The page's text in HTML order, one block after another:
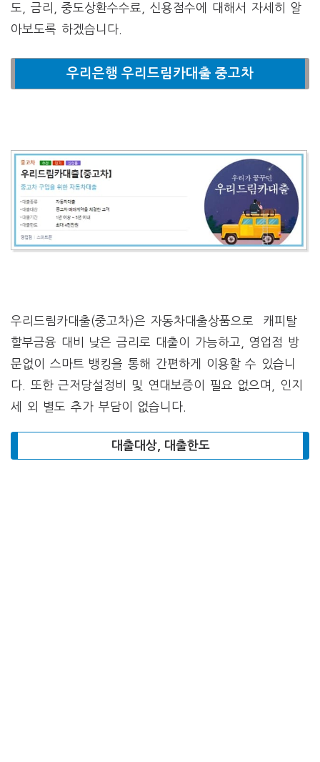
도, 금리, 중도상환수수료, 신용점수에 대해서 자세히 알
아보도록 하겠습니다.
우리은행 우리드림카대출 중고차
우리드림카대출(중고차)은 자동차대출상품으로 캐피탈
할부금융 대비 낮은 금리로 대출이 가능하고, 영업점 방
문없이 스마트 뱅킹을 통해 간편하게 이용할 수 있습니
다. 또한 근저당설정비 및 연대보증이 필요 없으며, 인지
세 외 별도 추가 부담이 없습니다.
대출대상, 대출한도